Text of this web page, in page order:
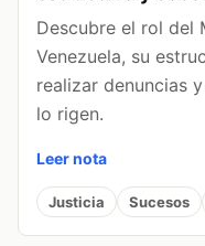
Descubre el rol del
Venezuela, su
realizar denuncias
lo rigen.
Leer nota
Justicia Sucesos